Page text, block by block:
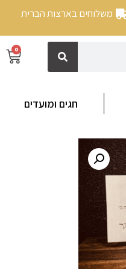
משלוחים בארצות הברית
0
חגים ומועדים